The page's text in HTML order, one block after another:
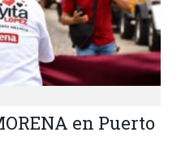
en Puerto